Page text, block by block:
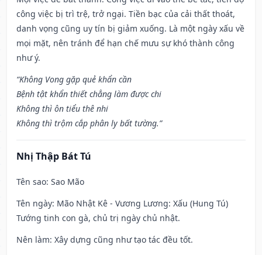
công việc bị trì trệ, trở ngại. Tiền bạc của cải thất thoát,
danh vọng cũng uy tín bị giảm xuống. Là một ngày xấu về
mọi mặt, nên tránh để hạn chế mưu sự khó thành công
như ý.
“Không Vong gặp quẻ khẩn cần
Bệnh tật khẩn thiết chẳng làm được chi
Không thì ôn tiểu thê nhi
Không thì trộm cắp phân ly bất tường.”
Nhị Thập Bát Tú
Tên sao: Sao Mão
Tên ngày: Mão Nhật Kê - Vương Lương: Xấu (Hung Tú)
Tướng tinh con gà, chủ trị ngày chủ nhật.
Nên làm: Xây dựng cũng như tạo tác đều tốt.